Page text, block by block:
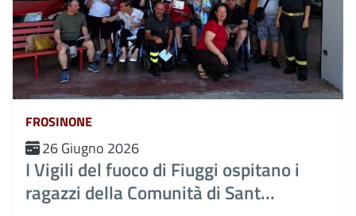
FROSINONE
26 Giugno 2026
I Vigili del fuoco di Fiuggi ospitano i
ragazzi della Comunità di Sant...